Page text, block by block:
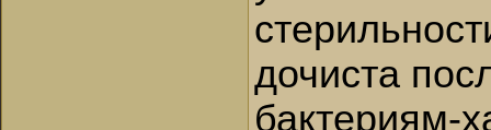
дочиста
бактериям-